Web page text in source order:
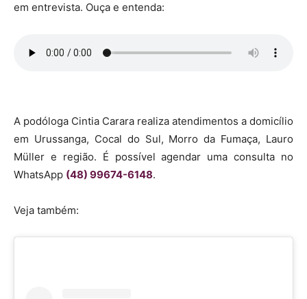
em entrevista. Ouça e entenda:
A podóloga Cintia Carara realiza atendimentos a domicílio
em Urussanga, Cocal do Sul, Morro da Fumaça, Lauro
Müller e região. É possível agendar uma consulta no
WhatsApp (48) 99674-6148.
Veja também: